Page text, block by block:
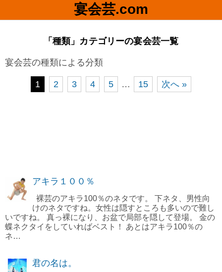
宴会芸.com
「種類」カテゴリーの宴会芸一覧
宴会芸の種類による分類
1 2 3 4 5 … 15 次へ »
アキラ１００％
裸芸のアキラ100％のネタです。 下ネタ、男性向
けのネタですね。女性は隠すところも多いので難し
いですね。 真っ裸になり、お盆で局部を隠して登場。 金の
蝶ネクタイをしていればベスト！ あとはアキラ100％の
ネ…
君の名は。